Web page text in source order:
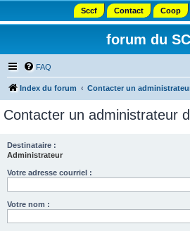
Sccf Contact Coop
forum du
FAQ
Index du forum Contacter un
Contacter un administrateur
Destinataire :
Administrateur
Votre adresse courriel :
Votre nom :